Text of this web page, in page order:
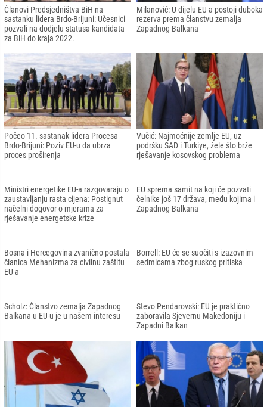
Intervju Generalnog sekretara UN-a
Antonia Guterresa: Zbog krize na
tržištu jako nam je potrebno rusko
đubrivo
EU: Podržavamo povratak Sirijaca, ali
uslovi još nisu ispunjeni
Članovi Predsjedništva BiH na
sastanku lidera Brdo-Brijuni: Učesnici
pozvali na dodjelu statusa kandidata
Milanović: U dijelu EU-a postoji duboka
rezerva prema članstvu zemalja
Zapadnog Balkana
Počeo 11. sastanak lidera Procesa
Brdo-Brijuni: Poziv EU-u da ubrza
Vučić: Najmoćnije zemlje EU, uz
Ministri energetike EU-a razgovaraju o
zaustavljanju rasta cijena: Postignut
načelni dogovor o mjerama za
EU sprema samit na koji će pozvati
čelnike još 17 država, među kojima i
Zapadnog Balkana